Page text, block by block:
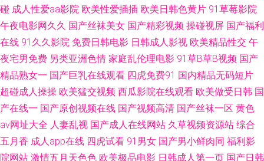
欧美在线另类 91伊人大香蕉 欧美电影色色 一级AV自拍 91呦在线观看 国产
精品久久孕妇 视频列表日韩 美女黑丝91 欧美精品导航 91尤物网址 国产玖玖
一区 先锋av东京热 91日本丝袜 国内情侣视频在线91 瑟涩视频肉h 91情爱社
区 久久微拍福利视频广场 亚洲九一 91香蕉在线播放 九一叉叉叉 影音先锋午
夜电影 97亚洲澡逼直接 狼友视频91视频 亚洲自蔚 波多野氏3区 欧美成人黄
色网址 51tv影城 97干视频在线 极品久久 91Pron在线观 色色日女人 91制片
碰 成人性爱aa影院 欧美性爱插插 欧美日韩色黄片 91草莓影院
午夜电影网久久 国产丝袜美女 国产精彩视频 操碰视屏 国产福利
在线 91久久影院 免费日韩电影 日韩成人影视 欧美精品性交 午
夜宅男免费 另类亚洲色情 家庭乱伦理电影 91草B草B视频 国产
精品熟女一 国产巨乳在线观看 四虎免费91 国内精品无码短片
超碰成人操操 欧美猛交视频 西瓜影院在线观看 欧美做受日韩 国
产在线一 国产原创视频在线 国产视频高清 国产丝袜一区 黄色
av网址大全 人妻乱视 国产成人在线网站 久草视频资源站 综合
五月香 成人app在线 四虎试看 91男女 国产男小鲜肉同 福利影
院网站 激情五月天色色 欧美极品电影 日韩成人第一页 国产日韩